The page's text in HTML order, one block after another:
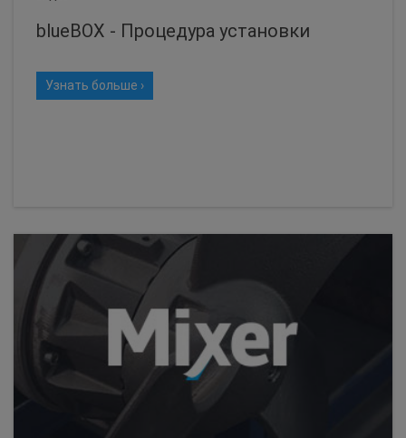
blueBOX - Процедура установки
Узнать больше ›